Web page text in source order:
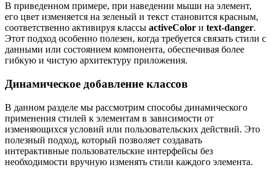
В приведенном примере, при наведении мыши на элемент,
его цвет изменяется на зеленый и текст становится красным,
соответственно активируя классы activeColor и text-danger.
Этот подход особенно полезен, когда требуется связать стили с
данными или состоянием компонента, обеспечивая более
гибкую и чистую архитектуру приложения.
Динамическое добавление классов
В данном разделе мы рассмотрим способы динамического
применения стилей к элементам в зависимости от
изменяющихся условий или пользовательских действий. Это
полезный подход, который позволяет создавать
интерактивные пользовательские интерфейсы без
необходимости вручную изменять стили каждого элемента.